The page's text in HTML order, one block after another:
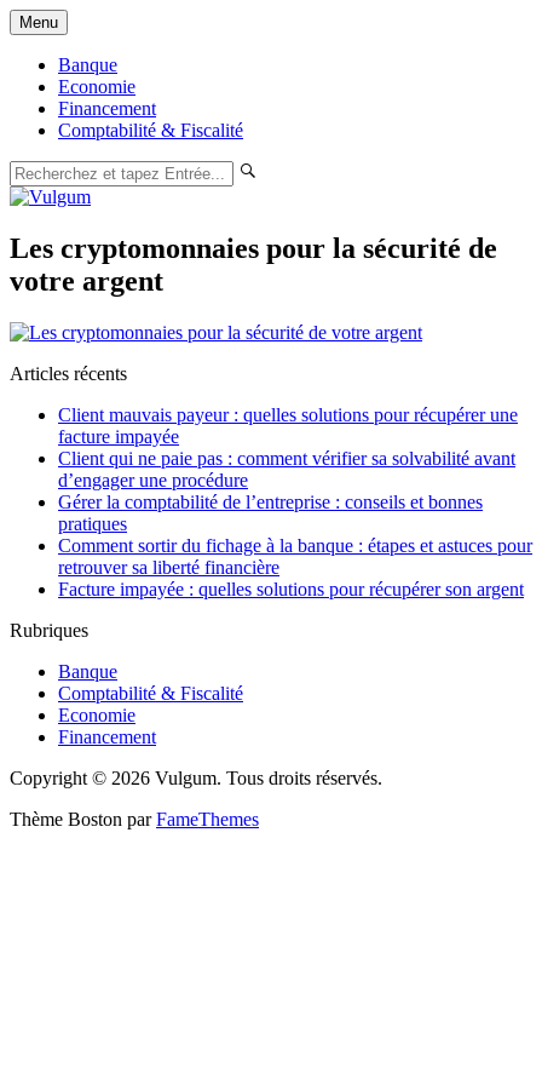
Aller
au
contenu
Menu
Banque
Economie
Financement
Comptabilité & Fiscalité
Vulgum
Les cryptomonnaies pour la sécurité de
votre argent
Articles récents
Client mauvais payeur : quelles solutions pour récupérer une
facture impayée
Client qui ne paie pas : comment vérifier sa solvabilité avant
d’engager une procédure
Gérer la comptabilité de l’entreprise : conseils et bonnes
pratiques
Comment sortir du fichage à la banque : étapes et astuces pour
retrouver sa liberté financière
Facture impayée : quelles solutions pour récupérer son argent
Rubriques
Banque
Comptabilité & Fiscalité
Economie
Financement
Copyright © 2026 Vulgum. Tous droits réservés.
Thème Boston parFameThemes